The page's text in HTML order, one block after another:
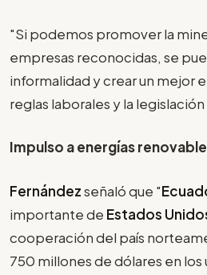
"Si podemos promover la
empresas reconocidas, se
informalidad y crear un mejor
reglas laborales y la
Impulso a energías
Fernándezseñaló que "
importante de Estados
cooperación del país
750 millones de dólares en